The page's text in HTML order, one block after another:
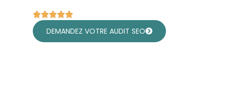
DEMANDEZ VOTRE AUDIT SEO